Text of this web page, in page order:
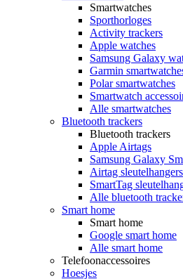
Smartwatches
Sporthorloges
Activity trackers
Apple watches
Samsung Galaxy
Garmin
Polar smartwatches
Smartwatch
Alle smartwatches
Bluetooth trackers
Bluetooth trackers
Apple Airtags
Samsung Galaxy
Airtag sleutelhangers
SmartTag
Alle bluetooth
Smart home
Smart home
Google smart home
Alle smart home
Telefoonaccessoires
Hoesjes